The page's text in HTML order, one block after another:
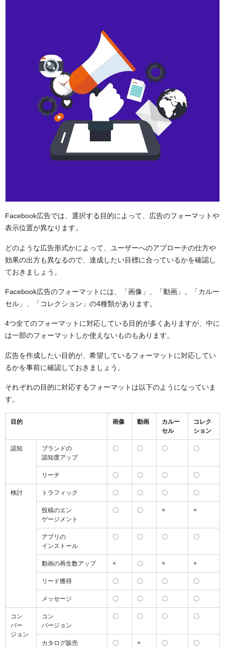
Facebook広告では、選択する目的によって、広告のフォーマットや
表示位置が異なります。
どのような広告形式かによって、ユーザーへのアプローチの仕方や
効果の出方も異なるので、達成したい目標に合っているかを確認し
ておきましょう。
Facebook広告のフォーマットには、「画像」、「動画」、「カルー
セル」、「コレクション」の4種類があります。
4つ全てのフォーマットに対応している目的が多くありますが、中に
は一部のフォーマットしか使えないものもあります。
広告を作成したい目的が、希望しているフォーマットに対応してい
るかを事前に確認しておきましょう。
それぞれの目的に対応するフォーマットは以下のようになっていま
す。
目的 画像 動画
カルー
セル
コレク
ション
認知
ブランドの
認知度アップ
〇 〇 〇 〇
リーチ 〇 〇 〇 〇
検討 トラフィック 〇 〇 〇 〇
投稿のエン
ゲージメント
〇 〇 × ×
アプリの
インストール
〇 〇 〇 〇
動画の再生数アップ × 〇 × ×
リード獲得 〇 〇 〇 〇
メッセージ 〇 〇 〇 〇
コン
バー
ジョン
コン
バージョン
〇 〇 〇 〇
カタログ販売 〇 × 〇 〇